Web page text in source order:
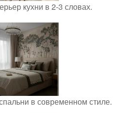
кухни в 2-3 словах.
в современном стиле.